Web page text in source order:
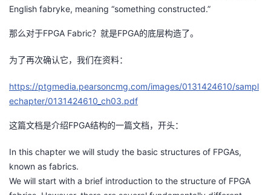
动
关
的
者
学
堂
我
我
支
持
的我
English fabryke, meaning “something constructed.”
那么对于FPGA Fabric？就是FPGA的底层构造了。
为了再次确认它，我们在资料：
https://ptgmedia.pearsoncmg.com/images/0131424610/sampl
echapter/0131424610_ch03.pdf
这篇文档是介绍FPGA结构的一篇文档，开头：
In this chapter we will study the basic structures of FPGAs,
known as fabrics.
We will start with a brief introduction to the structure of FPGA